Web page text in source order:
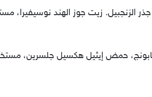
الزنجبيل. زيت جوز الهند
حمض إيثيل هكسيل جلسرين،